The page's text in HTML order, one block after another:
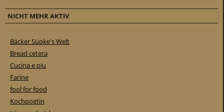
NICHT MEHR AKTIV
Bäcker Süpke's Welt
Bread cetera
Cucina e piu
Farine
fool for food
Kochpoetin